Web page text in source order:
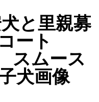
と里親募
ート
スムース
犬画像